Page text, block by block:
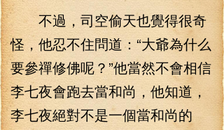
不過，司空偷天也覺得很奇
怪，他忍不住問道：“大爺為什么
要參禪修佛呢？”他當然不會相信
李七夜會跑去當和尚，他知道，
李七夜絕對不是一個當和尚的